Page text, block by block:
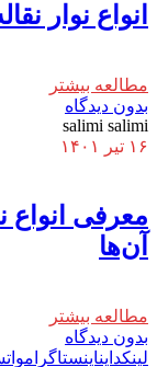
انواع نوار
مطالعه بیشتر
بدون دیدگاه
salimi salimi
۱۶ تیر ۱۴۰۱
معرفی انواع
آن‌ها
مطالعه بیشتر
بدون دیدگاه
لینکدایناینستاگرام